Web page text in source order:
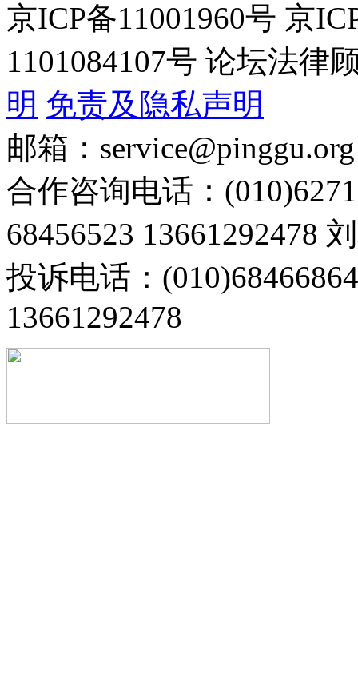
京ICP备11001960号 京
1101084107号 论坛法律
明 免责及隐私声明
邮箱：service@pinggu.org
合作咨询电话：
68456523 13661292478
投诉电话：
13661292478